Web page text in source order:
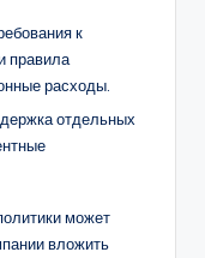
к
правила
расходы.
отдельных
может
вложить